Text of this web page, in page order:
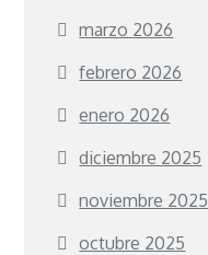
marzo 2026
febrero 2026
enero 2026
diciembre 2025
noviembre 2025
octubre 2025